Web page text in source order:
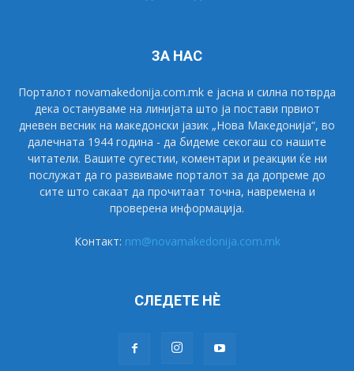
ЗА НАС
Порталот novamakedonija.com.mk е јасна и силна потврда
дека остануваме на линијата што ја постави првиот
дневен весник на македонски јазик „Нова Македонија“, во
далечната 1944 година - да бидеме секогаш со нашите
читатели. Вашите сугестии, коментари и реакции ќе ни
послужат да го развиваме порталот за да допреме до
сите што сакаат да прочитаат точна, навремена и
проверена информација.
Контакт: nm@novamakedonija.com.mk
СЛЕДЕТЕ НÈ